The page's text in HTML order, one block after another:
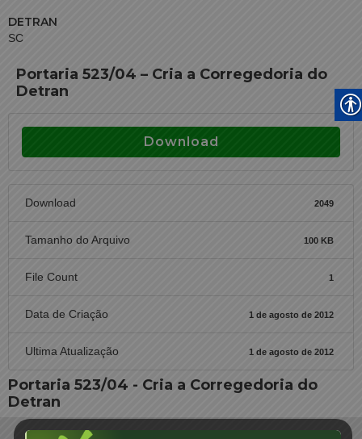
DETRAN
SC
Portaria 523/04 – Cria a Corregedoria do
Detran
Download
Download 2049
Tamanho do Arquivo 100 KB
File Count 1
Data de Criação 1 de agosto de 2012
Ultima Atualização 1 de agosto de 2012
Portaria 523/04 - Cria a Corregedoria do
Detran